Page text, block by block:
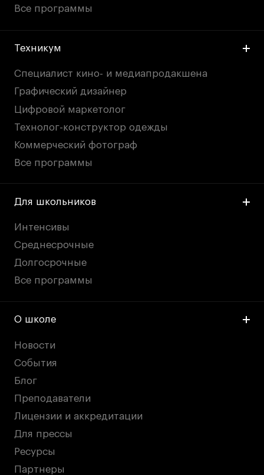
© 2026 БВШД
Все программы
Техникум
Специалист кино- и медиапродакшена
Графический дизайнер
Цифровой маркетолог
Технолог-конструктор одежды
Коммерческий фотограф
Все программы
Для школьников
Интенсивы
Среднесрочные
Долгосрочные
Все программы
О школе
Новости
События
Блог
Преподаватели
Лицензии и аккредитации
Для прессы
Ресурсы
Партнеры